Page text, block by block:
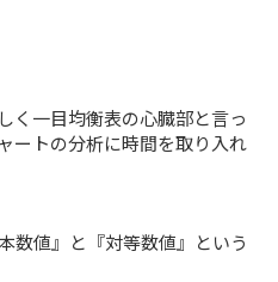
く一目均衡表の心臓部と言っ
ートの分析に時間を取り入れ
数値』と『対等数値』という